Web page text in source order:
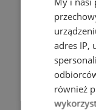
adres IP,
również